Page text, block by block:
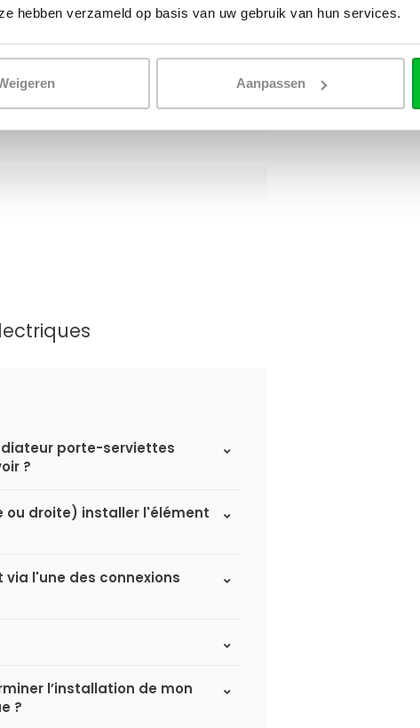
hebben verzameld op basis van uw gebruik van hun services.
Aanpassen
9005)
porte-serviettes
?
ou droite) installer l'élément
l'une des connexions
l’installation de mon
?